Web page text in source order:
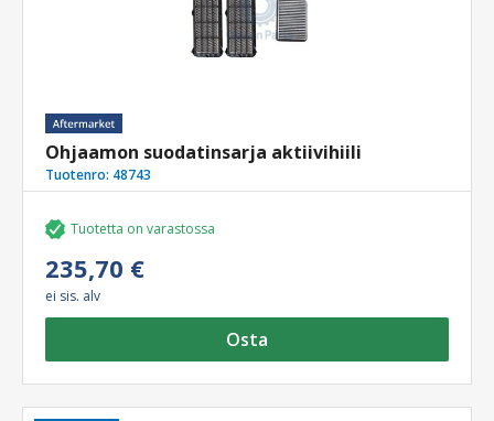
Ohjaamon suodatinsarja aktiivihiili
Tuotenro: 48743
Tuotetta on varastossa
235,70 €
ei sis. alv
Osta